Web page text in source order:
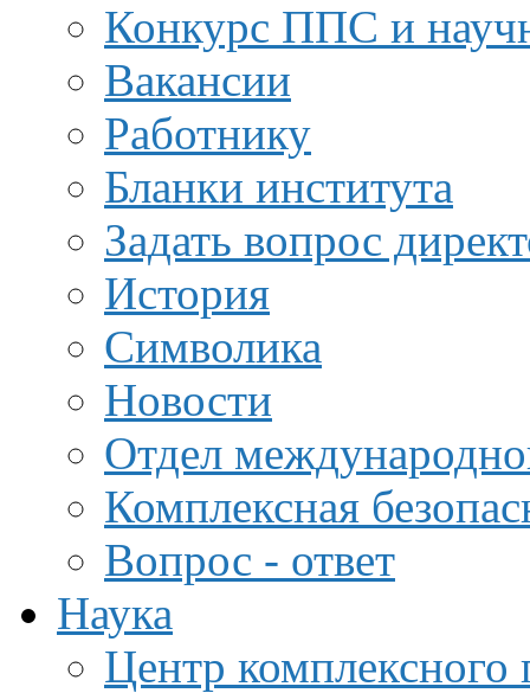
Конкурс ППС и
Вакансии
Работнику
Бланки института
Задать вопрос
История
Символика
Новости
Отдел
Комплексная
Вопрос - ответ
Наука
Центр